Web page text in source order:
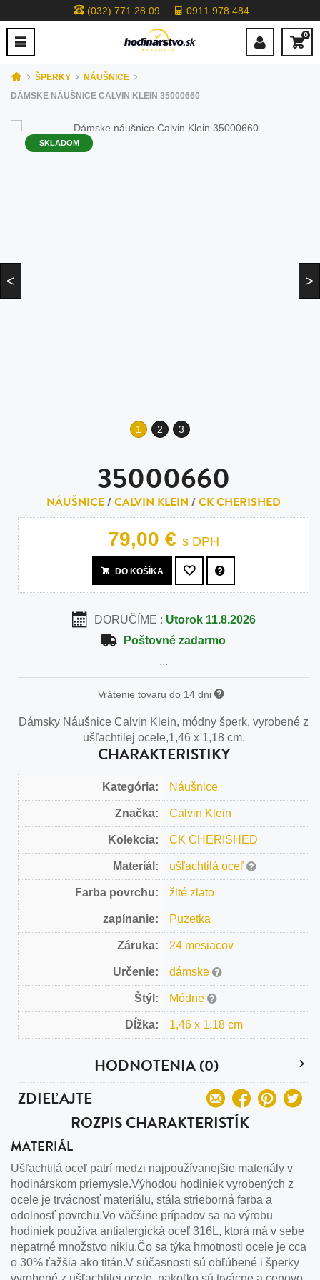
(032) 771 28 09 0911 978 484
0
ŠPERKY
NÁUŠNICE
DÁMSKE NÁUŠNICE CALVIN KLEIN 35000660
SKLADOM
1 2 3
35000660
NÁUŠNICE/CALVIN KLEIN /CK CHERISHED
79,00 € s DPH
DO KOŠÍKA
DORUČÍME : Utorok 11.8.2026
Poštovné zadarmo
...
Vrátenie tovaru do 14 dni
Dámsky Náušnice Calvin Klein, módny šperk, vyrobené z
ušľachtilej ocele,1,46 x 1,18 cm.
CHARAKTERISTIKY
Kategória: Náušnice
Značka: Calvin Klein
Kolekcia: CK CHERISHED
Materiál: ušľachtilá oceľ
Farba povrchu: žlté zlato
zapínanie: Puzetka
Záruka: 24 mesiacov
Určenie: dámske
Štýl: Módne
Dĺžka: 1,46 x 1,18 cm
HODNOTENIA (0)
ZDIEĽAJTE
ROZPIS CHARAKTERISTÍK
MATERIÁL
Ušľachtilá oceľ patrí medzi najpoužívanejšie materiály v
hodinárskom priemysle.Výhodou hodiniek vyrobených z
ocele je trvácnosť materiálu, stála strieborná farba a
odolnosť povrchu.Vo väčšine prípadov sa na výrobu
hodiniek používa antialergická oceľ 316L, ktorá má v sebe
nepatrné množstvo niklu.Čo sa týka hmotnosti ocele je cca
o 30% ťažšia ako titán.V súčasnosti sú obľúbené i šperky